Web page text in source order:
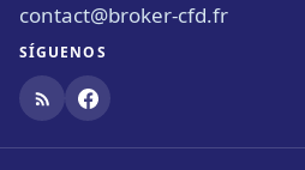
contact@broker-cfd.fr
SÍGUENOS